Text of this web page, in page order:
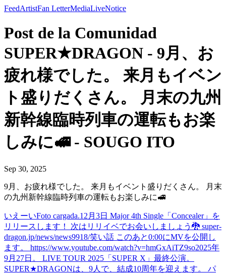
FeedArtistFan LetterMediaLiveNotice
Post de la Comunidad
SUPER★DRAGON - 9月、お
疲れ様でした。 来月もイベン
ト盛りだくさん。 月末の九州
新幹線臨時列車の運転もお楽
しみに🚅 - SOUGO ITO
Sep 30, 2025
9月、お疲れ様でした。 来月もイベント盛りだくさん。 月末
の九州新幹線臨時列車の運転もお楽しみに🚅
いえーいFoto cargada.12月3日 Major 4th Single「Concealer」を
リリースします！ 次はリリイベでお会いしましょう🐉 super-
dragon.jp/news/news9918/笑い話 このあと0:00にMVを公開し
ます。 https://www.youtube.com/watch?v=hmGxAiTZ9so2025年
9月27日。 LIVE TOUR 2025「SUPER X」最終公演。
SUPER★DRAGONは、9人で、結成10周年を迎えます。 パ